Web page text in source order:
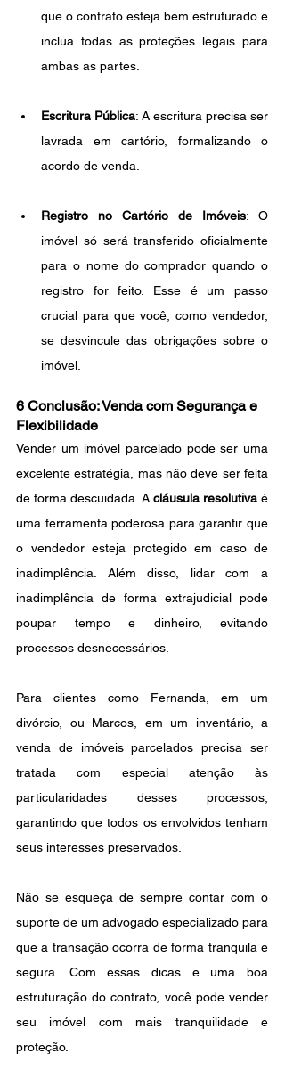
que o contrato esteja bem estruturado e
inclua todas as proteções legais para
ambas as partes.
Escritura Pública: A escritura precisa ser
lavrada em cartório, formalizando o
acordo de venda.
Registro no Cartório de Imóveis: O
imóvel só será transferido oficialmente
para o nome do comprador quando o
registro for feito. Esse é um passo
crucial para que você, como vendedor,
se desvincule das obrigações sobre o
imóvel.
6 Conclusão: Venda com Segurança e
Flexibilidade
Vender um imóvel parcelado pode ser uma
excelente estratégia, mas não deve ser feita
de forma descuidada. A cláusula resolutiva é
uma ferramenta poderosa para garantir que
o vendedor esteja protegido em caso de
inadimplência. Além disso, lidar com a
inadimplência de forma extrajudicial pode
poupar tempo e dinheiro, evitando
processos desnecessários.
Para clientes como Fernanda, em um
divórcio, ou Marcos, em um inventário, a
venda de imóveis parcelados precisa ser
tratada com especial atenção às
particularidades desses processos,
garantindo que todos os envolvidos tenham
seus interesses preservados.
Não se esqueça de sempre contar com o
suporte de um advogado especializado para
que a transação ocorra de forma tranquila e
segura. Com essas dicas e uma boa
estruturação do contrato, você pode vender
seu imóvel com mais tranquilidade e
proteção.